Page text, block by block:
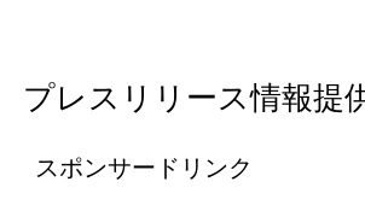
プレスリリース情報提
スポンサードリンク